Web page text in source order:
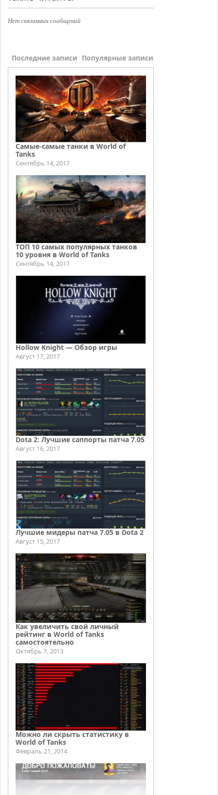
Нет связанных сообщений
Последние записи Популярные записи
Самые-самые танки в World of
Tanks
Сентябрь 14, 2017
ТОП 10 самых популярных танков
10 уровня в World of Tanks
Сентябрь 14, 2017
Hollow Knight — Обзор игры
Август 17, 2017
Dota 2: Лучшие саппорты патча 7.05
Август 16, 2017
Лучшие мидеры патча 7.05 в Dota 2
Август 15, 2017
Как увеличить свой личный
рейтинг в World of Tanks
самостоятельно
Октябрь 7, 2013
Можно ли скрыть статистику в
World of Tanks
Февраль 21, 2014